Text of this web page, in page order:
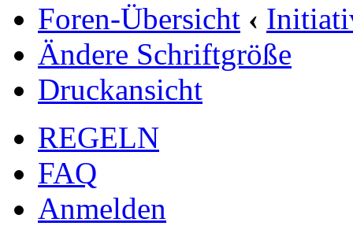
Foren-Übersicht ‹
Ändere Schriftgröße
Druckansicht
REGELN
FAQ
Anmelden